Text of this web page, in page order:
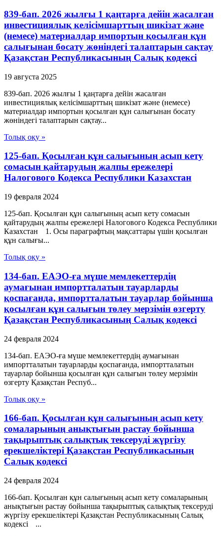
839-бап. 2026 жылғы 1 қаңтарға дейін жасалған
инвестициялық келісімшарттың шикізат және
(немесе) материалдар импортын қосылған құн
салығынан босату жөніндегі талаптарын сақтау
Қазақстан Республикасының Салық кодексі
19 августа 2025
839-бап. 2026 жылғы 1 қаңтарға дейін жасалған
инвестициялық келісімшарттың шикізат және (немесе)
материалдар импортын қосылған құн салығынан босату
жөніндегі талаптарын сақтау...
Толық оқу »
125-бап. Қосылған құн салығының асып кету
сомасын қайтарудың жалпы ережелері
Налогового Кодекса Республики Казахстан
19 февраля 2024
125-бап. Қосылған құн салығының асып кету сомасын
қайтарудың жалпы ережелері Налогового Кодекса Республики
Казахстан 1. Осы параграфтың мақсаттары үшін қосылған
құн салығы...
Толық оқу »
134-бап. ЕАЭО-ға мүше мемлекеттердің
аумағынан импортталатын тауарларды
қоспағанда, импортталатын тауарлар бойынша
қосылған құн салығын төлеу мерзімін өзгерту
Қазақстан Республикасының Салық кодексі
24 февраля 2024
134-бап. ЕАЭО-ға мүше мемлекеттердің аумағынан
импортталатын тауарларды қоспағанда, импортталатын
тауарлар бойынша қосылған құн салығын төлеу мерзімін
өзгерту Қазақстан Респуб...
Толық оқу »
166-бап. Қосылған құн салығының асып кету
сомаларының анықтығын растау бойынша
тақырыптық салықтық тексеруді жүргізу
ерекшеліктері Қазақстан Республикасының
Салық кодексі
24 февраля 2024
166-бап. Қосылған құн салығының асып кету сомаларының
анықтығын растау бойынша тақырыптық салықтық тексеруді
жүргізу ерекшеліктері Қазақстан Республикасының Салық
кодексі ...